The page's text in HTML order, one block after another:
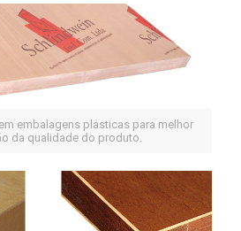
embalagens plasticas para melhor
da qualidade do produto.